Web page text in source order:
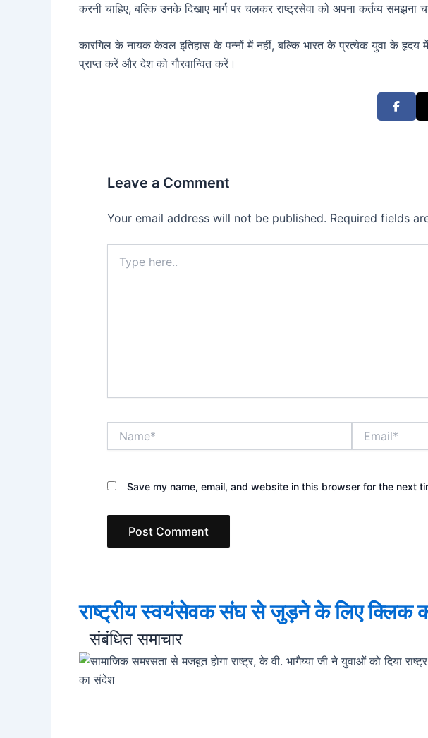
करनी चाहिए, बल्कि उनके दिखाए मार्ग पर चलकर राष्ट्रसेवा को अपना कर्तव्य समझना
कारगिल के नायक केवल इतिहास के पन्नों में नहीं, बल्कि भारत के प्रत्येक युवा के हृदय
प्राप्त करें और देश को गौरवान्वित करें।
Leave a Comment
Your email address will not be published. Required fields
here..
Save my name, email, and website in this browser for the next
राष्ट्रीय स्वयंसेवक संघ से जुड़ने के लिए क्लिक
संबंधित समाचार